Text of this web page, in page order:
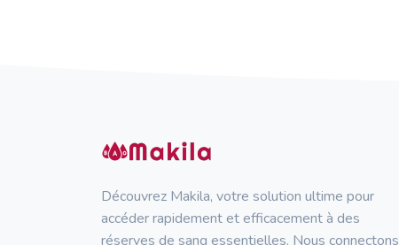
Découvrez Makila, votre solution ultime pour
accéder rapidement et efficacement à des
réserves de sang essentielles. Nous connectons